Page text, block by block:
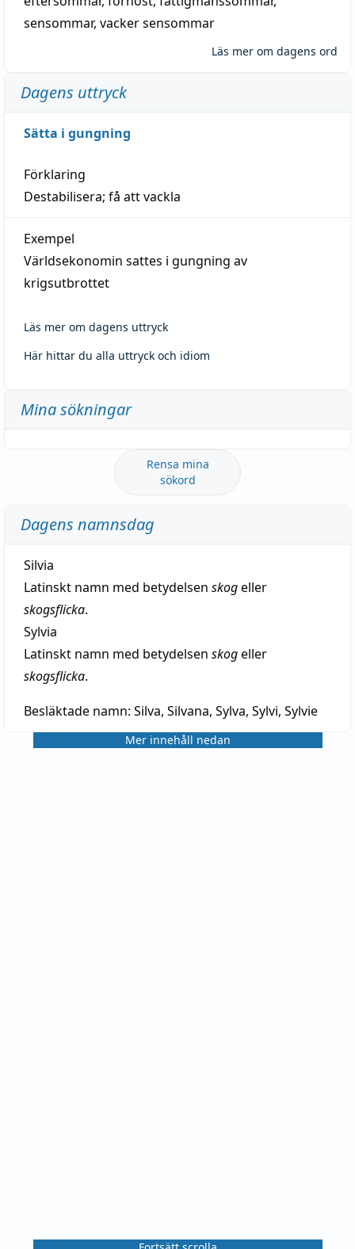
sensommar, vacker sensommar
Läs mer om dagens ord
Dagens uttryck
Sätta i gungning
Förklaring
Destabilisera; få att vackla
Exempel
Världsekonomin sattes i gungning av
krigsutbrottet
Läs mer om dagens uttryck
Här hittar du alla uttryck och idiom
Mina sökningar
Rensa mina
sökord
Dagens namnsdag
Silvia
Latinskt namn med betydelsen skogeller
skogsflicka.
Sylvia
Latinskt namn med betydelsen skogeller
skogsflicka.
Besläktade namn: Silva, Silvana, Sylva, Sylvi, Sylvie
Mer innehåll nedan